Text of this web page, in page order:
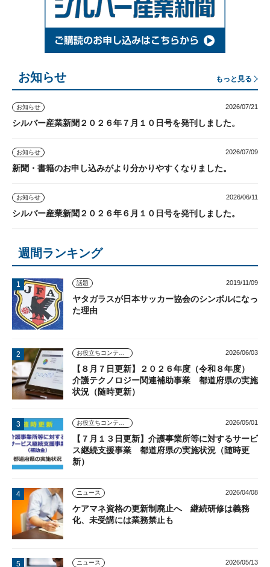
お知らせ もっと見る
お知らせ 2026/07/21
シルバー産業新聞２０２６年７月１０日号を発刊しました。
お知らせ 2026/07/09
新聞・書籍のお申し込みがより分かりやすくなりました。
お知らせ 2026/06/11
シルバー産業新聞２０２６年６月１０日号を発刊しました。
週間ランキング
話題 2019/11/09
ヤタガラスが日本サッカー協会のシンボルになっ
た理由
お役立ちコンテンツ 2026/06/03
【８月７日更新】２０２６年度（令和８年度）
介護テクノロジー関連補助事業 都道府県の実施
状況（随時更新）
お役立ちコンテンツ 2026/05/01
【７月１３日更新】介護事業所等に対するサービ
ス継続支援事業 都道府県の実施状況（随時更
新）
ニュース 2026/04/08
ケアマネ資格の更新制廃止へ 継続研修は義務
化、未受講には業務禁止も
ニュース 2026/05/13